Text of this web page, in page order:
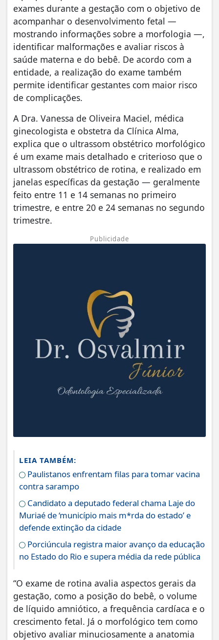
exames durante a gestação com o objetivo de
acompanhar o desenvolvimento fetal —
mostrando informações sobre a morfologia —,
identificar malformações e avaliar riscos à
saúde materna e do bebê. De acordo com a
entidade, a realização do exame também
permite identificar gestantes com maior risco
de complicações.
A Dra. Vanessa de Oliveira Maciel, médica
ginecologista e obstetra da Clínica Alma,
explica que o ultrassom obstétrico morfológico
é um exame mais detalhado e criterioso que o
ultrassom obstétrico de rotina, e realizado em
janelas específicas da gestação — geralmente
feito entre 11 e 14 semanas no primeiro
trimestre, e entre 20 e 24 semanas no segundo
trimestre.
Publicidade
LEIA TAMBÉM:
Paulistanos enfrentam filas para tomar vacina
contra sarampo
Candidato a deputado federal chama Laje do
Muriaé de ‘município mais m*rda do estado’ e
defende extinção da cidade
Porciúncula registra maior avanço da educação
no Estado do Rio e supera média da rede pública
“O exame de rotina avalia aspectos gerais da
gestação, como a posição do bebê, o volume
de líquido amniótico, a frequência cardíaca e o
crescimento fetal. Já o morfológico tem como
objetivo avaliar minuciosamente a anatomia